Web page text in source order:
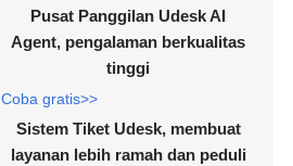
Pusat Panggilan Udesk AI
Agent, pengalaman berkualitas
tinggi
Coba gratis>>
Sistem Tiket Udesk, membuat
layanan lebih ramah dan peduli